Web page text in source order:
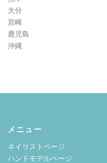
大分
宮崎
鹿児島
沖縄
メニュー
ネイリストページ
ハンドモデルページ